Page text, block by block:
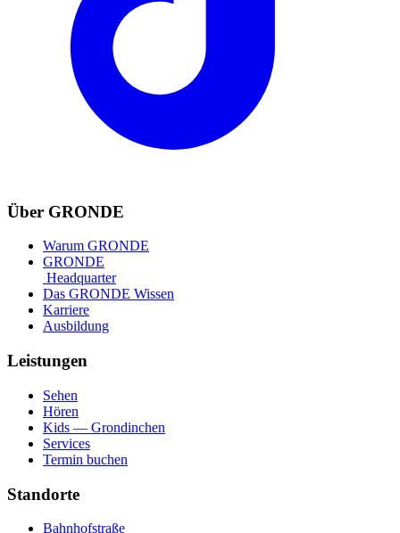
Über GRONDE
Warum GRONDE
GRONDE
Headquarter
Das GRONDE Wissen
Karriere
Ausbildung
Leistungen
Sehen
Hören
Kids — Grondinchen
Services
Termin buchen
Standorte
Bahnhofstraße